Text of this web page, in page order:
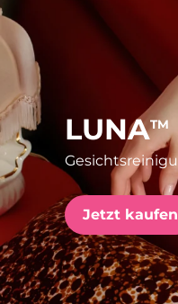
LUNATM
Jetzt kaufen
FAQ™ Pure
BREAKING NEWS
issa™ Teeth
FAQ™ Dual LED